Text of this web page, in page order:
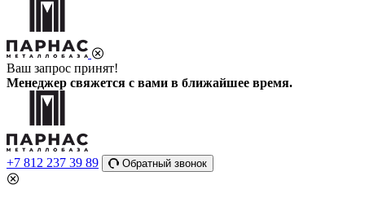
Ваш запрос принят!
Менеджер свяжется с вами в ближайшее время.
+7 812 237 39 89 Обратный звонок